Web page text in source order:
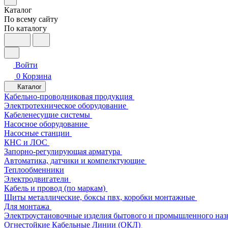
Каталог
По всему сайту
По каталогу
Войти
0 Корзина
Каталог
Кабельно-проводниковая продукция
Электротехническое оборудование
Кабеленесущие системы
Насосное оборудование
Насосные станции
КНС и ЛОС
Запорно-регулирующая арматура
Автоматика, датчики и компелктующие
Теплообменники
Электродвигатели
Кабель и провод (по маркам)
Щиты металлические, боксы пвх, коробки монтажные
Для монтажа
Электроустановочные изделия бытового и промышленного
Огнестойкие Кабельные Линии (ОКЛ)